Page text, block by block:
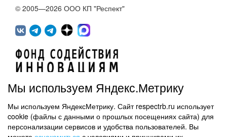
© 2005—2026 ООО КП "Респект"
450071, г.Уфа, ул. 50 лет СССР, д.48 корп.1, офис 307
(347) 291 20 70
Контактная информация
Мы используем Яндекс.Метрику
Мы используем ЯндексМетрику. Сайт respectrb.ru использует
cookie (файлы с данными о прошлых посещениях сайта) для
персонализации сервисов и удобства пользователей. Вы